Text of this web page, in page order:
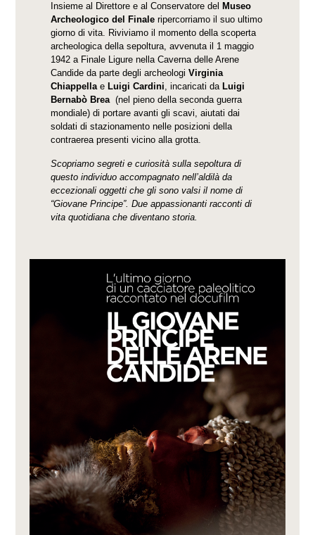
Insieme al Direttore e al Conservatore del Museo
Archeologico del Finaleripercorriamo il suo ultimo
giorno di vita. Riviviamo il momento della scoperta
archeologica della sepoltura, avvenuta il 1 maggio
1942 a Finale Ligure nella Caverna delle Arene
Candide da parte degli archeologi Virginia
Chiappellae Luigi Cardini, incaricati da Luigi
Bernabò Brea(nel pieno della seconda guerra
mondiale) di portare avanti gli scavi, aiutati dai
soldati di stazionamento nelle posizioni della
contraerea presenti vicino alla grotta.
Scopriamo segreti e curiosità sulla sepoltura di
questo individuo accompagnato nell’aldilà da
eccezionali oggetti che gli sono valsi il nome di
“Giovane Principe”. Due appassionanti racconti di
vita quotidiana che diventano storia.